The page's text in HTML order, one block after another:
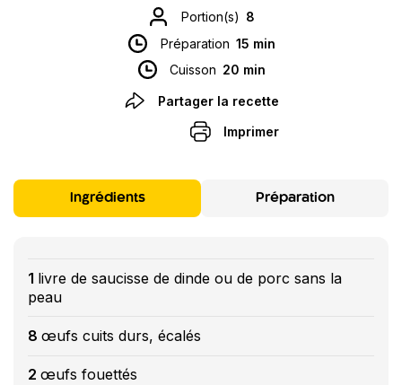
Portion(s) 8
Préparation 15 min
Cuisson 20 min
Partager la recette
Imprimer
Ingrédients Préparation
1 livre de saucisse de dinde ou de porc sans la
peau
8 œufs cuits durs, écalés
2 œufs fouettés